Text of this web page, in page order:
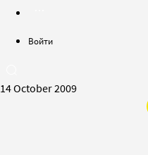
Войти
14 October 2009